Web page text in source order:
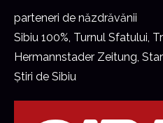
parteneri de năzdrăvănii
Sibiu 100%, Turnul Sfatului,
Hermannstader Zeitung,
Știri de Sibiu